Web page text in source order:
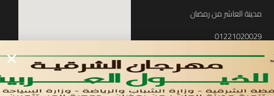
مدينة العاشر من رمضان
01221020029
055-4494429
055-4494406